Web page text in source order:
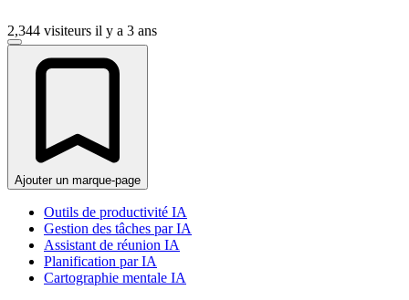
2,344 visiteurs il y a 3 ans
Ajouter un marque-page
Outils de productivité IA
Gestion des tâches par IA
Assistant de réunion IA
Planification par IA
Cartographie mentale IA